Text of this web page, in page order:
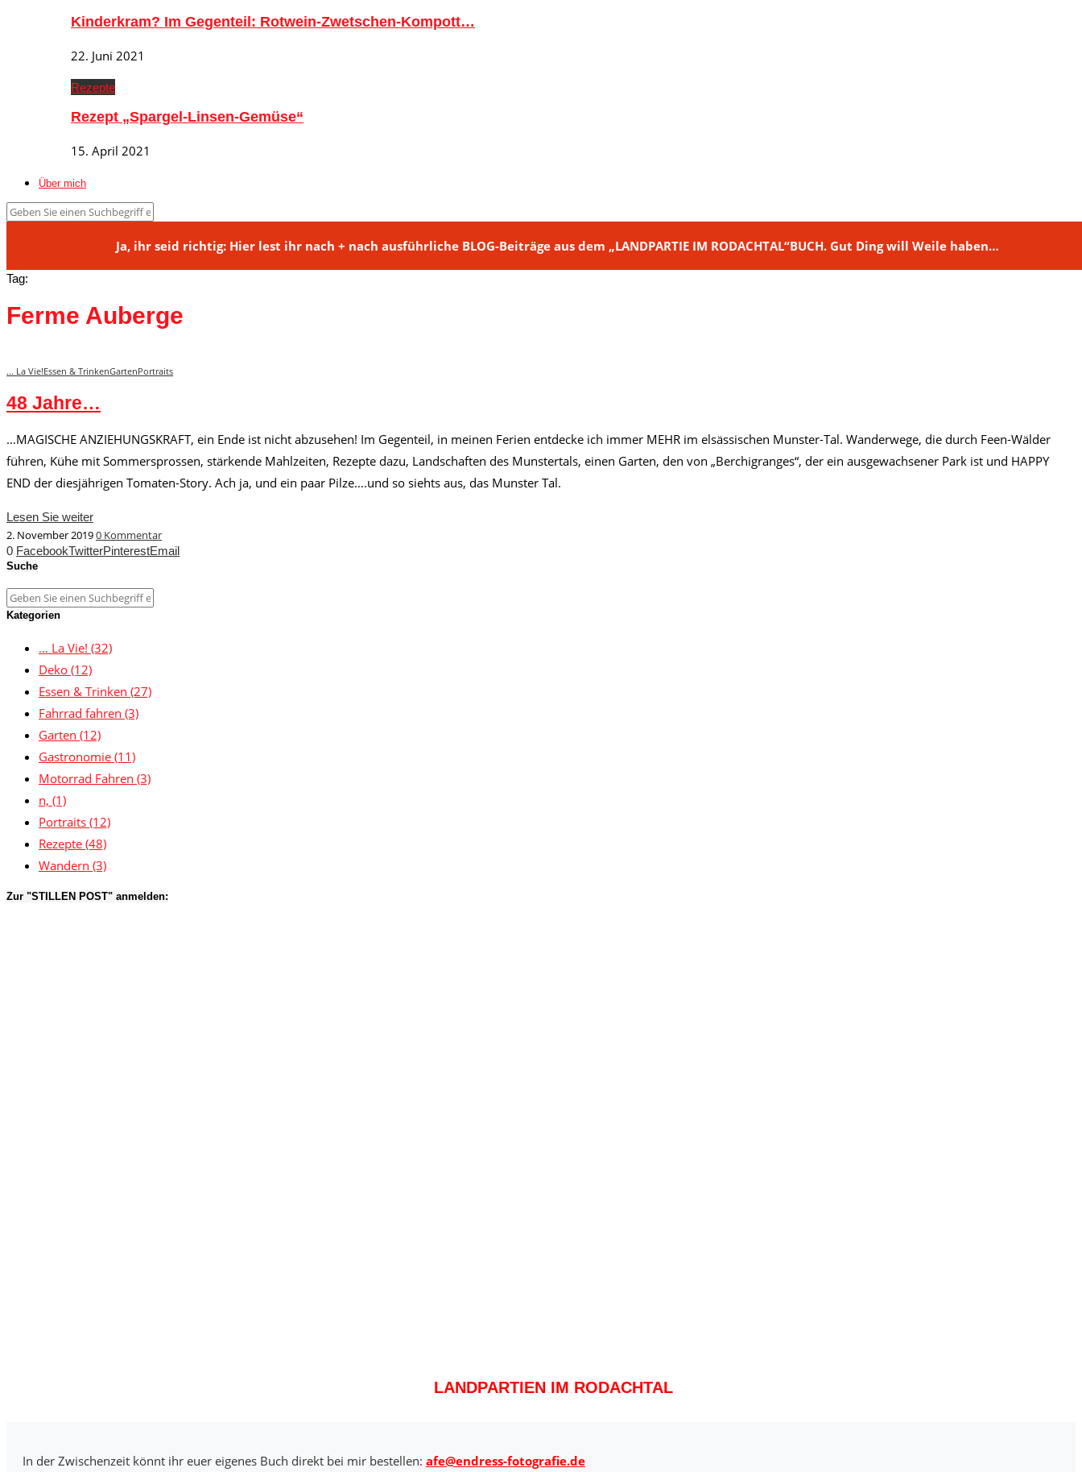
Kinderkram? Im Gegenteil: Rotwein-Zwetschen-Kompott…
22. Juni 2021
Rezepte
Rezept „Spargel-Linsen-Gemüse“
15. April 2021
Über mich
Ja, ihr seid richtig: Hier lest ihr nach + nach ausführliche BLOG-Beiträge aus dem „LANDPARTIE IM RODACHTAL“BUCH. Gut Ding will Weile haben…
Tag:
Ferme Auberge
... La Vie!Essen & TrinkenGartenPortraits
48 Jahre…
…MAGISCHE ANZIEHUNGSKRAFT, ein Ende ist nicht abzusehen! Im Gegenteil, in meinen Ferien entdecke ich immer MEHR im elsässischen Munster-Tal. Wanderwege, die durch Feen-Wälder
führen, Kühe mit Sommersprossen, stärkende Mahlzeiten, Rezepte dazu, Landschaften des Munstertals, einen Garten, den von „Berchigranges“, der ein ausgewachsener Park ist und HAPPY
END der diesjährigen Tomaten-Story. Ach ja, und ein paar Pilze….und so siehts aus, das Munster Tal.
Lesen Sie weiter
2. November 20190 Kommentar
0 FacebookTwitterPinterestEmail
Suche
Kategorien
… La Vie! (32)
Deko (12)
Essen & Trinken (27)
Fahrrad fahren (3)
Garten (12)
Gastronomie (11)
Motorrad Fahren (3)
n, (1)
Portraits (12)
Rezepte (48)
Wandern (3)
Zur "STILLEN POST" anmelden:
LANDPARTIEN IM RODACHTAL
In der Zwischenzeit könnt ihr euer eigenes Buch direkt bei mir bestellen: afe@endress-fotografie.de